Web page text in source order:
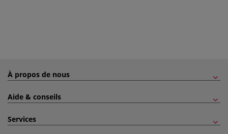
À propos de nous
Aide & conseils
Services